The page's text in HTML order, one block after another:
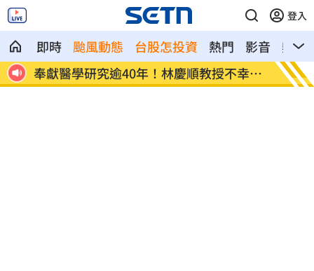
登入
即時 颱風動態 台股怎投資 熱門 影音
熱搜
離
捲校園霸凌爭議 知名韓星海外發展近況
曝
鄭麗
家」